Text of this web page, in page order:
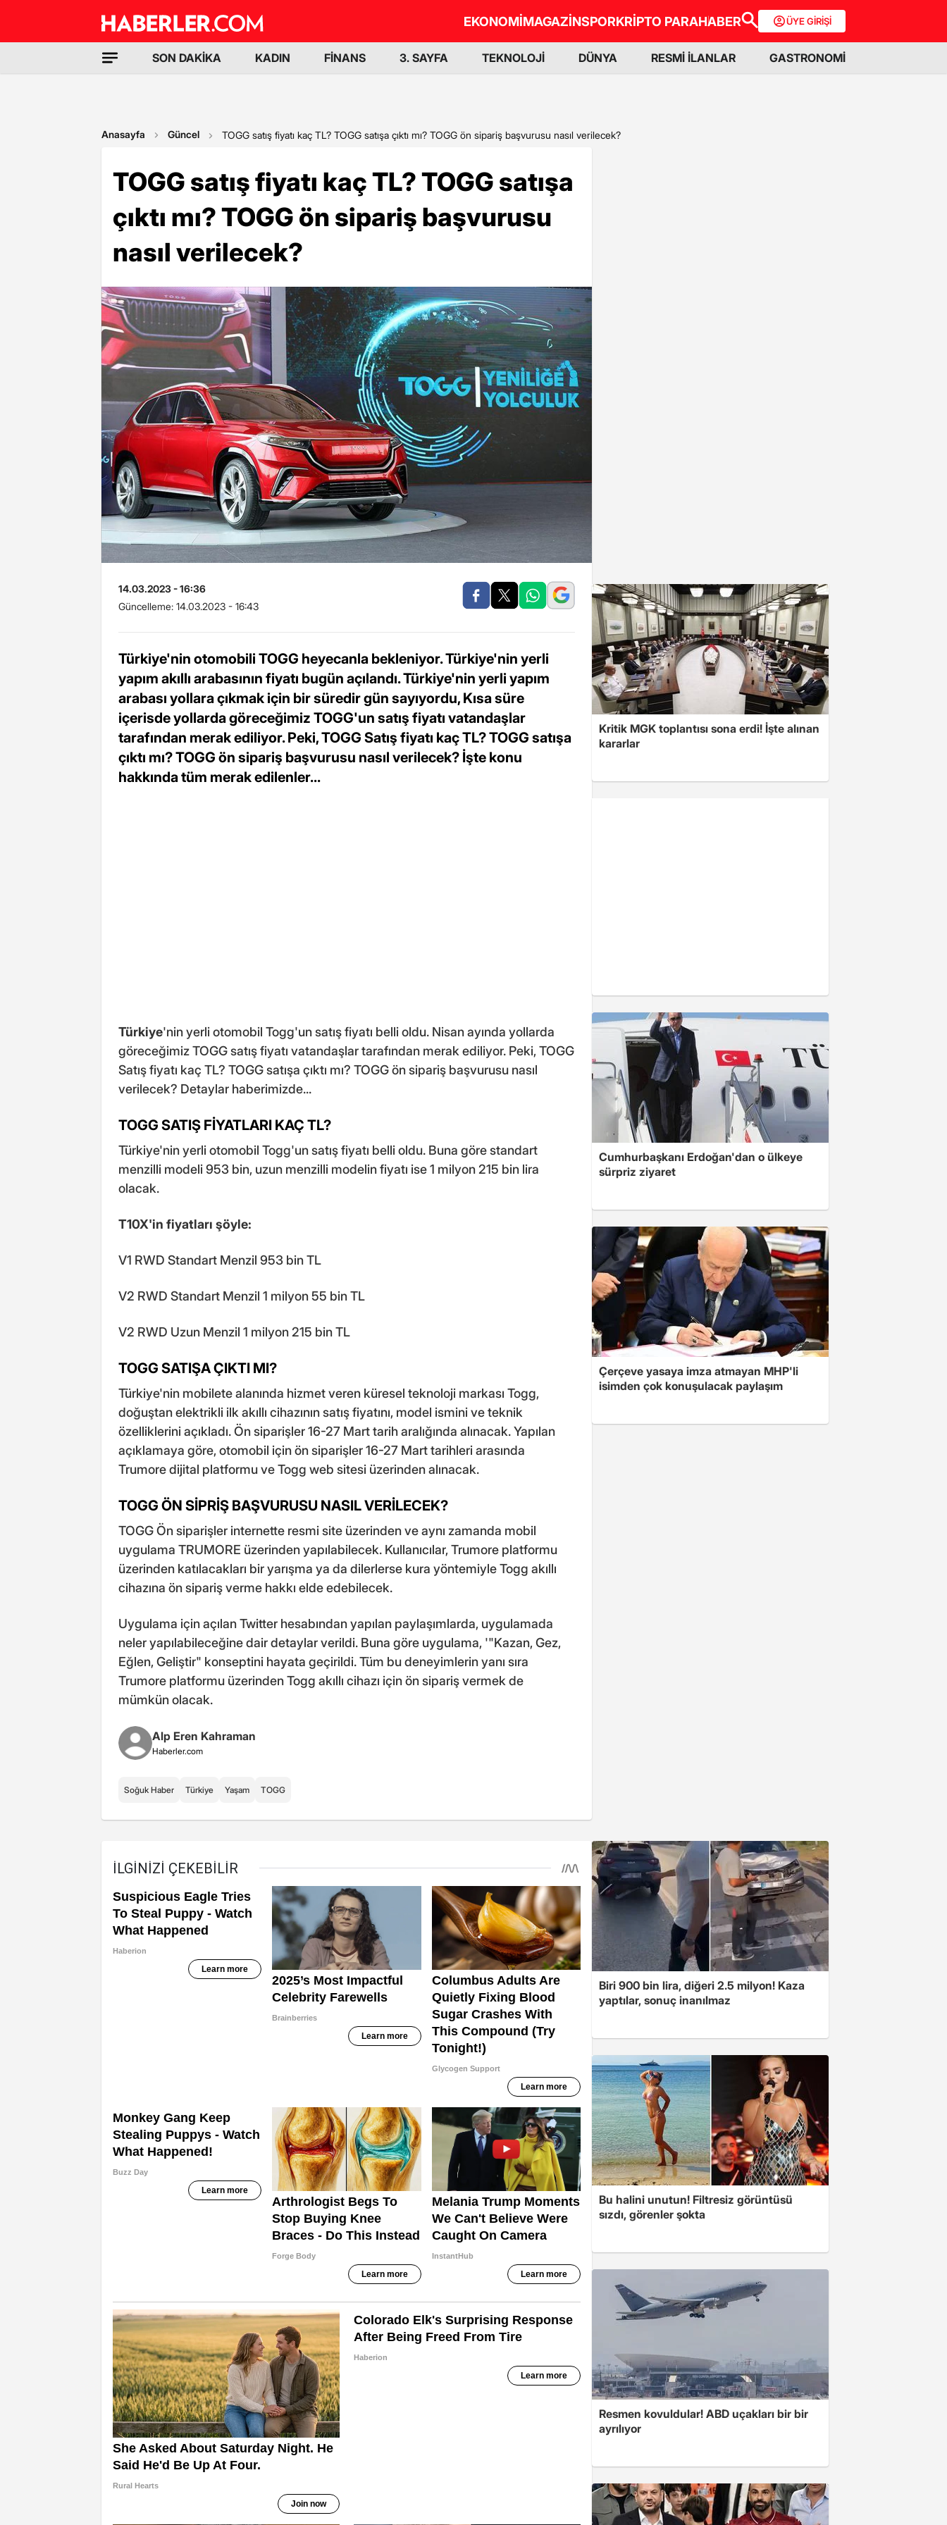
EKONOMİMAGAZİNSPORKRİPTO PARAHABER ÜYE GİRİŞİ
SON DAKİKA KADIN FİNANS 3. SAYFA TEKNOLOJİ DÜNYA RESMİ İLANLAR GASTRONOMİ
Anasayfa Güncel TOGG satış fiyatı kaç TL? TOGG satışa çıktı mı? TOGG ön sipariş başvurusu nasıl verilecek?
TOGG satış fiyatı kaç TL? TOGG satışa
çıktı mı? TOGG ön sipariş başvurusu
nasıl verilecek?
14.03.2023 - 16:36
Güncelleme: 14.03.2023 - 16:43
Türkiye'nin otomobili TOGG heyecanla bekleniyor. Türkiye'nin yerli
yapım akıllı arabasının fiyatı bugün açılandı. Türkiye'nin yerli yapım
arabası yollara çıkmak için bir süredir gün sayıyordu, Kısa süre
içerisde yollarda göreceğimiz TOGG'un satış fiyatı vatandaşlar
tarafından merak ediliyor. Peki, TOGG Satış fiyatı kaç TL? TOGG satışa
çıktı mı? TOGG ön sipariş başvurusu nasıl verilecek? İşte konu
hakkında tüm merak edilenler...
Türkiye'nin yerli otomobil Togg'un satış fiyatı belli oldu. Nisan ayında yollarda
göreceğimiz TOGG satış fiyatı vatandaşlar tarafından merak ediliyor. Peki, TOGG
Satış fiyatı kaç TL? TOGG satışa çıktı mı? TOGG ön sipariş başvurusu nasıl
verilecek? Detaylar haberimizde...
TOGG SATIŞ FİYATLARI KAÇ TL?
Türkiye'nin yerli otomobil Togg'un satış fiyatı belli oldu. Buna göre standart
menzilli modeli 953 bin, uzun menzilli modelin fiyatı ise 1 milyon 215 bin lira
olacak.
T10X'in fiyatları şöyle:
V1 RWD Standart Menzil 953 bin TL
V2 RWD Standart Menzil 1 milyon 55 bin TL
V2 RWD Uzun Menzil 1 milyon 215 bin TL
TOGG SATIŞA ÇIKTI MI?
Türkiye'nin mobilete alanında hizmet veren küresel teknoloji markası Togg,
doğuştan elektrikli ilk akıllı cihazının satış fiyatını, model ismini ve teknik
özelliklerini açıkladı. Ön siparişler 16-27 Mart tarih aralığında alınacak. Yapılan
açıklamaya göre, otomobil için ön siparişler 16-27 Mart tarihleri arasında
Trumore dijital platformu ve Togg web sitesi üzerinden alınacak.
TOGG ÖN SİPRİŞ BAŞVURUSU NASIL VERİLECEK?
TOGG Ön siparişler internette resmi site üzerinden ve aynı zamanda mobil
uygulama TRUMORE üzerinden yapılabilecek. Kullanıcılar, Trumore platformu
üzerinden katılacakları bir yarışma ya da dilerlerse kura yöntemiyle Togg akıllı
cihazına ön sipariş verme hakkı elde edebilecek.
Uygulama için açılan Twitter hesabından yapılan paylaşımlarda, uygulamada
neler yapılabileceğine dair detaylar verildi. Buna göre uygulama, '"Kazan, Gez,
Eğlen, Geliştir" konseptini hayata geçirildi. Tüm bu deneyimlerin yanı sıra
Trumore platformu üzerinden Togg akıllı cihazı için ön sipariş vermek de
mümkün olacak.
Alp Eren Kahraman
Haberler.com
Soğuk Haber Türkiye Yaşam TOGG
Kritik MGK toplantısı sona erdi! İşte alınan
kararlar
Cumhurbaşkanı Erdoğan'dan o ülkeye
sürpriz ziyaret
Çerçeve yasaya imza atmayan MHP'li
isimden çok konuşulacak paylaşım
Biri 900 bin lira, diğeri 2.5 milyon! Kaza
yaptılar, sonuç inanılmaz
Bu halini unutun! Filtresiz görüntüsü
sızdı, görenler şokta
Resmen kovuldular! ABD uçakları bir bir
ayrılıyor